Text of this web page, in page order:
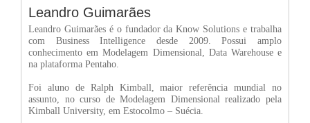
Leandro Guimarães
Leandro Guimarães é o fundador da Know Solutions e trabalha
com Business Intelligence desde 2009. Possui amplo
conhecimento em Modelagem Dimensional, Data Warehouse e
na plataforma Pentaho.
Foi aluno de Ralph Kimball, maior referência mundial no
assunto, no curso de Modelagem Dimensional realizado pela
Kimball University, em Estocolmo – Suécia.